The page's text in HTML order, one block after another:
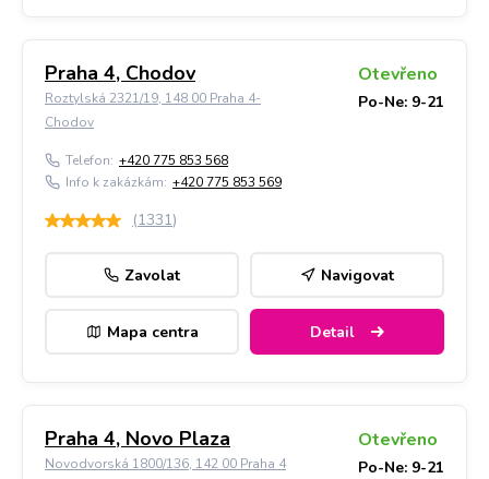
Praha 4, Chodov
Roztylská 2321/19, 148 00 Praha 4-
Chodov
Otevřeno
Po-Ne: 9-21
Telefon: +420 775 853 568
Info k zakázkám: +420 775 853 569
(1331)
Zavolat Navigovat
Mapa centra Detail
Praha 4, Novo Plaza
Novodvorská 1800/136, 142 00 Praha 4
Otevřeno
Po-Ne: 9-21